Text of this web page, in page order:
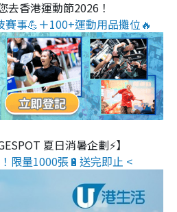
去香港運動節2026！
事💪＋100+運動用品攤位🔥
夏日消暑企劃⚡】
限量1000張🔋送完即止 <